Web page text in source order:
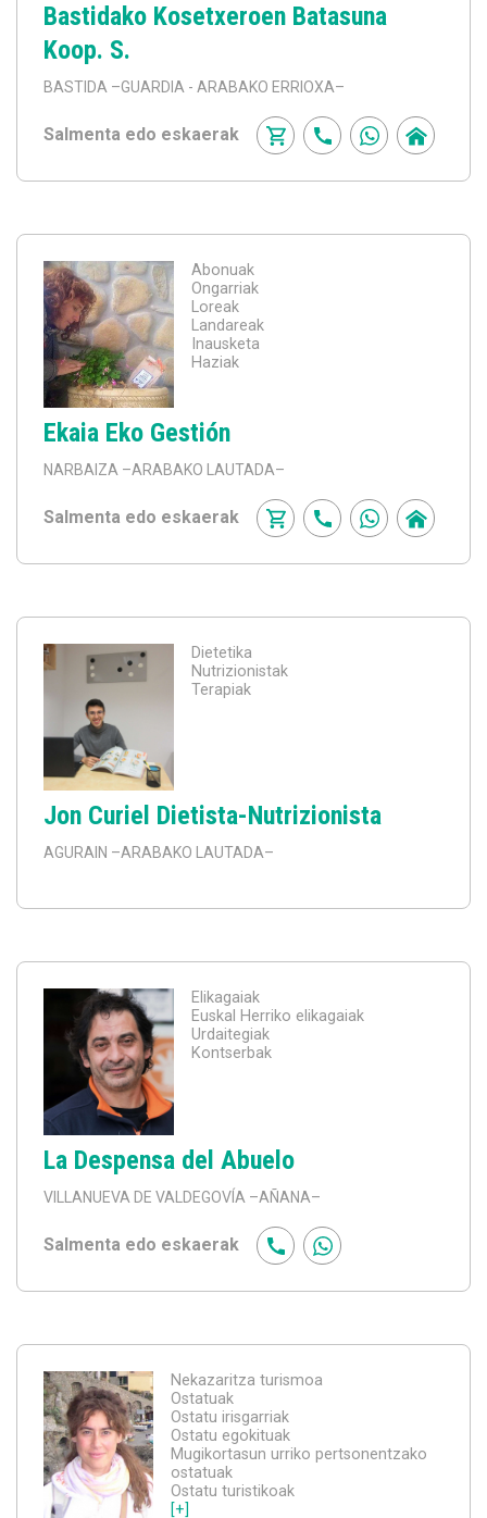
Bastidako Kosetxeroen Batasuna
Koop. S.
BASTIDA –GUARDIA - ARABAKO ERRIOXA–
Salmenta edo eskaerak
Abonuak
Ongarriak
Loreak
Landareak
Inausketa
Haziak
Ekaia Eko Gestión
NARBAIZA –ARABAKO LAUTADA–
Salmenta edo eskaerak
Dietetika
Nutrizionistak
Terapiak
Jon Curiel Dietista-Nutrizionista
AGURAIN –ARABAKO LAUTADA–
Elikagaiak
Euskal Herriko elikagaiak
Urdaitegiak
Kontserbak
La Despensa del Abuelo
VILLANUEVA DE VALDEGOVÍA –AÑANA–
Salmenta edo eskaerak
Nekazaritza turismoa
Ostatuak
Ostatu irisgarriak
Ostatu egokituak
Mugikortasun urriko pertsonentzako
ostatuak
Ostatu turistikoak
[+]